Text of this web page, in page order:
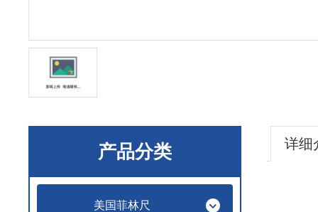
产品分类
美国菲林尺
详细